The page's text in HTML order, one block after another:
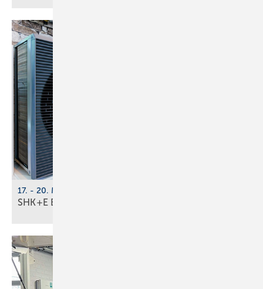
17. - 20. März 2026, Messe Essen
SHK+E Essen 2026: Tech­no­lo­gi­en der